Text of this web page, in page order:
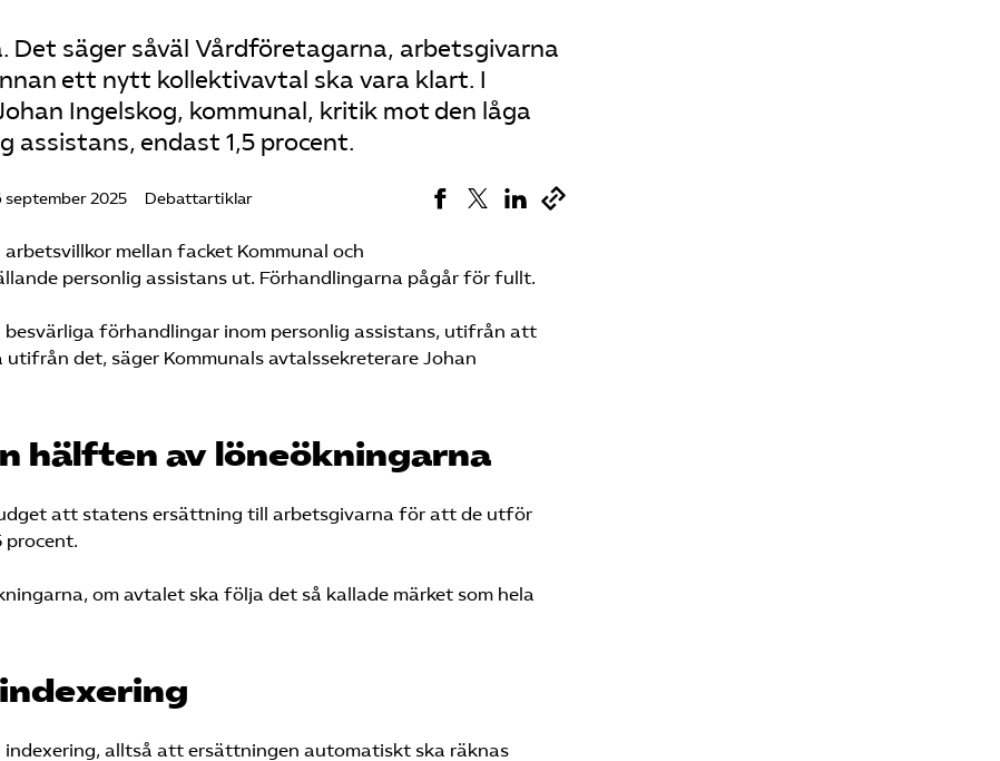
Det säger såväl Vårdföretagarna, arbetsgivarna
ett nytt kollektivavtal ska vara klart. I
Ingelskog, kommunal, kritik mot den låga
assistans, endast 1,5 procent.
september 2025 Debattartiklar
mellan facket Kommunal och
personlig assistans ut. Förhandlingarna pågår för fullt.
förhandlingar inom personlig assistans, utifrån att
det, säger Kommunals avtalssekreterare Johan
hälften av löneökningarna
att statens ersättning till arbetsgivarna för att de utför
procent.
om avtalet ska följa det så kallade märket som hela
indexering, alltså att ersättningen automatiskt ska räknas